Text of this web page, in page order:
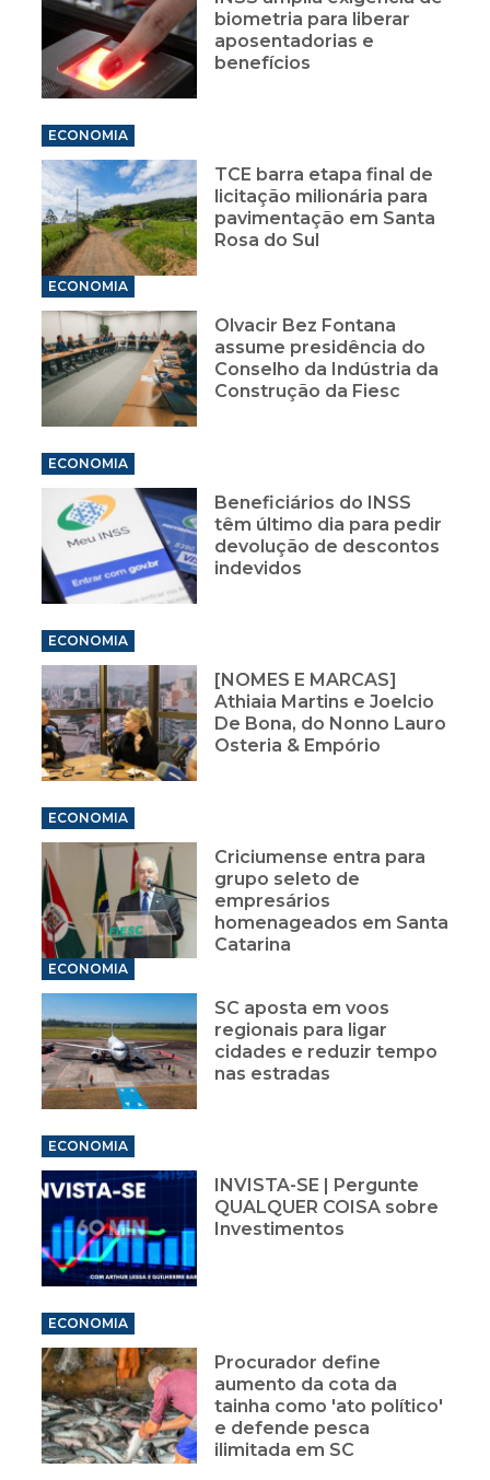
biometria para liberar
aposentadorias e
benefícios
ECONOMIA
TCE barra etapa final de
licitação milionária para
pavimentação em Santa
Rosa do Sul
ECONOMIA
Olvacir Bez Fontana
assume presidência do
Conselho da Indústria da
Construção da Fiesc
ECONOMIA
Beneficiários do INSS
têm último dia para pedir
devolução de descontos
indevidos
ECONOMIA
[NOMES E MARCAS]
Athiaia Martins e Joelcio
De Bona, do Nonno Lauro
Osteria & Empório
ECONOMIA
Criciumense entra para
grupo seleto de
empresários
homenageados em Santa
Catarina
ECONOMIA
SC aposta em voos
regionais para ligar
cidades e reduzir tempo
nas estradas
ECONOMIA
INVISTA-SE | Pergunte
QUALQUER COISA sobre
Investimentos
ECONOMIA
Procurador define
aumento da cota da
tainha como 'ato político'
e defende pesca
ilimitada em SC